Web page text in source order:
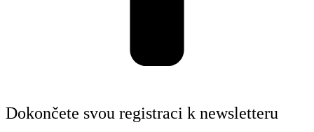
Dokončete svou registraci k newsletteru